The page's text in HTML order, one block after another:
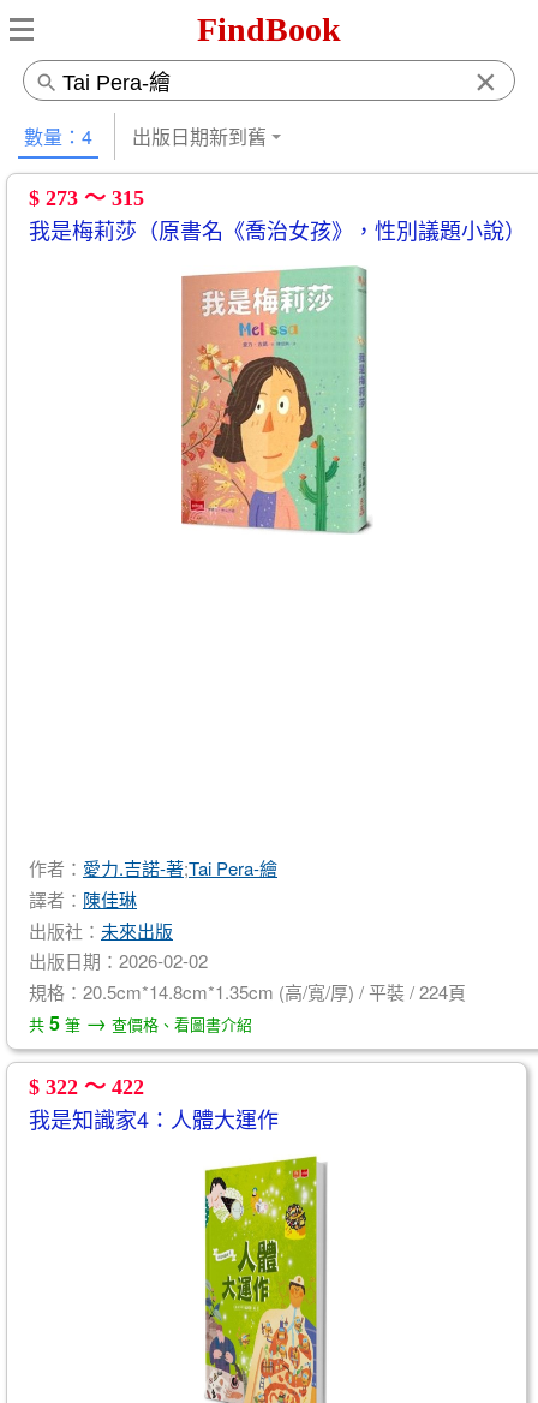
FindBook
×
數量：4 出版日期新到舊
$ 273 ～ 315
我是梅莉莎（原書名《喬治女孩》，性別議題小說）
作者： 愛力.吉諾-著;Tai Pera-繪
譯者： 陳佳琳
出版社： 未來出版
出版日期：2026-02-02
規格：20.5cm*14.8cm*1.35cm (高/寬/厚) / 平裝 / 224頁
共 5 筆 → 查價格、看圖書介紹
$ 322 ～ 422
我是知識家4：人體大運作